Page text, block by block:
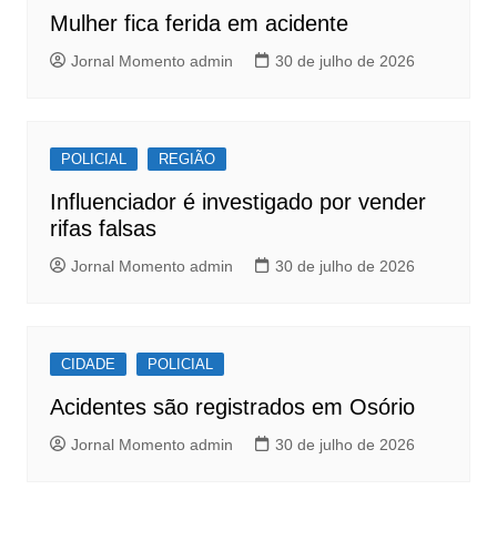
o
k
p
Mulher fica ferida em acidente
Jornal Momento admin 30 de julho de 2026
POLICIAL REGIÃO
Influenciador é investigado por vender
rifas falsas
Jornal Momento admin 30 de julho de 2026
CIDADE POLICIAL
Acidentes são registrados em Osório
Jornal Momento admin 30 de julho de 2026